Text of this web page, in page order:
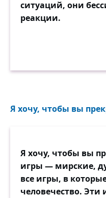
ситуаций, они
реакции.
Я хочу, чтобы вы
Я хочу, чтобы вы
игры — мирские,
все игры, в
человечество. Эти